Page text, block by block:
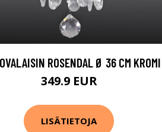
ROSENDAL Ø 36 CM KROMI
349.9 EUR
LISÄTIETOJA